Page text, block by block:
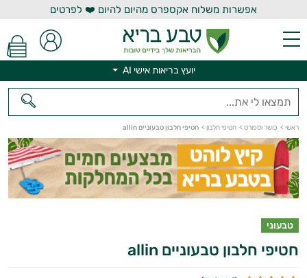
אפשרות משלוח אקספרס מהיום להיום ❤️ לפרטים
יועץ בריאות אישי AI
ראשי > כושר וספורט > חטיפי חלבון > חטיפי חלבון טבעוניים allin
טבעוני
חטיפי חלבון טבעוניים allin